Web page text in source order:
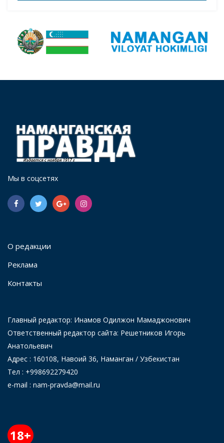
Мы в соцсетях
О редакции
Реклама
Контакты
Главный редактор: Инамов Одилжон Мамаджонович
Ответственный редактор сайта: Решетников Игорь
Анатольевич
Адрес : 160108, Навоий 36, Наманган / Узбекистан
Тел : +998692279420
e-mail : nam-pravda@mail.ru
18+